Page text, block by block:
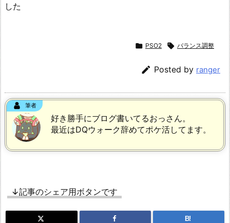
した
 PSO2  バランス調整
 Posted by ranger
筆者
好き勝手にブログ書いてるおっさん。
最近はDQウォーク辞めてポケ活してます。
↓記事のシェア用ボタンです
B!